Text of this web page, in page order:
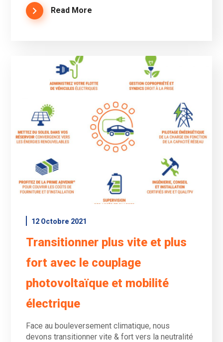
Read More
12 Octobre 2021
Transitionner plus vite et plus
fort avec le couplage
photovoltaïque et mobilité
électrique
Face au bouleversement climatique, nous
devons transitionner vite & fort vers la neutralité